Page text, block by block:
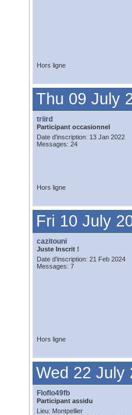
Hors ligne
Thu 09 July
triird
Participant occasionnel
Date d'inscription: 13 Jan 2022
Messages: 24
Hors ligne
Fri 10 July
cazitouni
Juste Inscrit !
Date d'inscription: 21 Feb 2024
Messages: 7
Hors ligne
Wed 22 July
Floflo49fb
Participant assidu
Lieu: Montpellier